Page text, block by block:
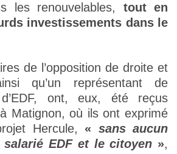
les renouvelables, tout en
investissements dans le
de l’opposition de droite et
qu’un représentant de
d’EDF, ont, eux, été reçus
Matignon, où ils ont exprimé
Hercule, « sans aucun
EDF et le citoyen »,